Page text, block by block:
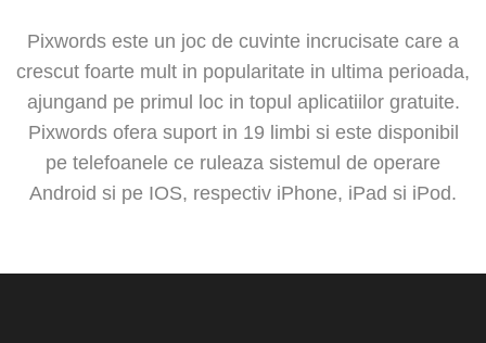
Pixwords este un joc de cuvinte incrucisate care a
crescut foarte mult in popularitate in ultima perioada,
ajungand pe primul loc in topul aplicatiilor gratuite.
Pixwords ofera suport in 19 limbi si este disponibil
pe telefoanele ce ruleaza sistemul de operare
Android si pe IOS, respectiv iPhone, iPad si iPod.